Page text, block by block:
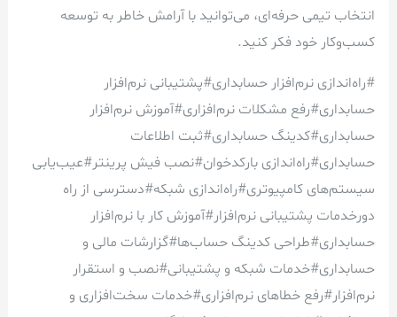
انتخاب تیمی حرفه‌ای، می‌توانید با آرامش خاطر به توسعه
کسب‌وکار خود فکر کنید.
#راه‌اندازی نرم‌افزار حسابداری#پشتیبانی نرم‌افزار
حسابداری#رفع مشکلات نرم‌افزاری#آموزش نرم‌افزار
حسابداری#کدینگ حسابداری#ثبت اطلاعات
حسابداری#راه‌اندازی بارکدخوان#نصب فیش پرینتر#عیب‌یابی
سیستم‌های کامپیوتری#راه‌اندازی شبکه#دسترسی از راه
دورخدمات پشتیبانی نرم‌افزار#آموزش کار با نرم‌افزار
حسابداری#طراحی کدینگ حساب‌ها#گزارشات مالی و
حسابداری#خدمات شبکه و پشتیبانی#نصب و استقرار
نرم‌افزار#رفع خطاهای نرم‌افزاری#خدمات سخت‌افزاری و